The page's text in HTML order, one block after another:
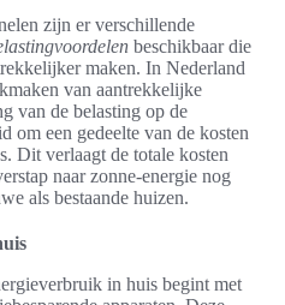
zijn er verschillende
beschikbaar die
maken. In Nederland
van aantrekkelijke
van de belasting op de
om een gedeelte van de kosten
Dit verlaagt de totale kosten
naar zonne-energie nog
als bestaande huizen.
in huis begint met